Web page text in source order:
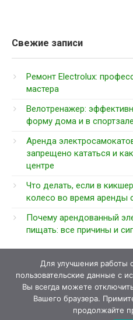
Свежие записи
Ремонт Electrolux:
мастера
Велотренажер:
форму дома и в спортзале
Аренда
запрещено кататься и
центре
Что делать, если в
колесо во время аренды
Почему арендованный
пищать: все причины и
Для улучшения работы
пользовательские данные с
Вы всегда можете
Вашего браузера.
продолжайте